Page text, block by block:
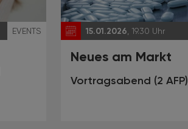
EVENTS 15.01.2026 , 19.30 Uhr
Neues am Markt
Vortragsabend (2 AFP)